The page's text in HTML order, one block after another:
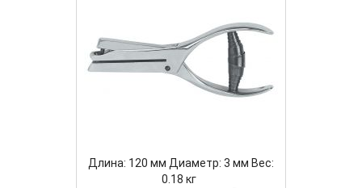
Длина: 120 мм Диаметр: 3 мм Вес:
0.18 кг